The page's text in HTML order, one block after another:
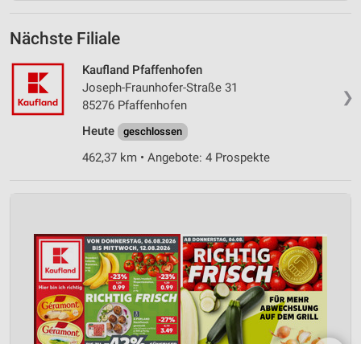
Nächste Filiale
❯
Kaufland Pfaffenhofen
Joseph-Fraunhofer-Straße 31
85276 Pfaffenhofen
Heute
geschlossen
462,37 km • Angebote: 4 Prospekte